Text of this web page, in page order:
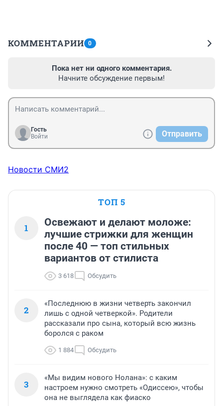
КОММЕНТАРИИ 0
Пока нет ни одного комментария.
Начните обсуждение первым!
Гость
Войти
Отправить
Новости СМИ2
ТОП 5
1
Освежают и делают моложе:
лучшие стрижки для женщин
после 40 — топ стильных
вариантов от стилиста
3 618 Обсудить
2
«Последнюю в жизни четверть закончил
лишь с одной четверкой». Родители
рассказали про сына, который всю жизнь
боролся с раком
1 884 Обсудить
3
«Мы видим нового Нолана»: с каким
настроем нужно смотреть «Одиссею», чтобы
она не выглядела как фиаско